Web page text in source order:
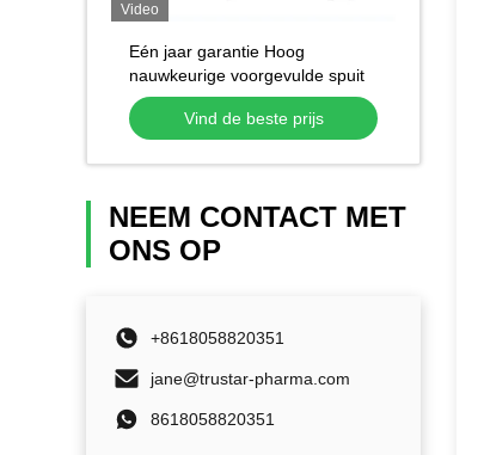
Video
Eén jaar garantie Hoog
nauwkeurige voorgevulde spuit
gel keramische wegwerppasta
spuit vulmachine
Vind de beste prijs
NEEM CONTACT MET
ONS OP
+8618058820351
jane@trustar-pharma.com
8618058820351